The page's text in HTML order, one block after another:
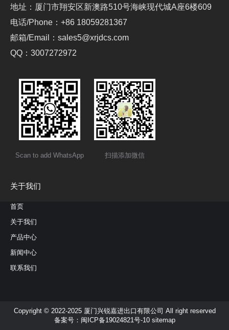
地址：厦门市翔安区新澳路510号海峡现代城A座6楼609
电话/Phone：+86 18059281367
邮箱/Email：sales5@xrjdcs.com
QQ：3007272972
Scan to add WhatsApp 扫描添加微信
关于我们
首页
关于我们
产品中心
新闻中心
联系我们
Copyright © 2022-2025 厦门兴锐嘉进出口有限公司 All right reserved
备案号： 闽ICP备19024821号-10 sitemap